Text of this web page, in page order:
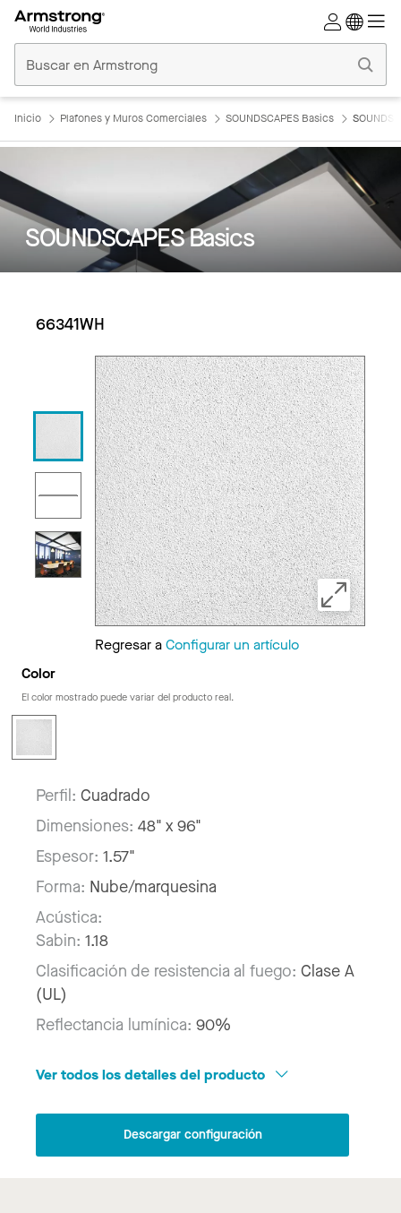
Comerciales
Inicio
Inicio Plafones y Muros Comerciales SOUNDSCAPES Basics
SOUNDSCAPES Basics
66341WH
Regresar aConfigurar un artículo
Color
El color mostrado puede variar del producto real.
Perfil: Cuadrado
Dimensiones: 48" x 96"
Espesor: 1.57"
Forma: Nube/marquesina
Acústica:
Sabin: 1.18
Clasificación de resistencia al fuego: Clase A
(UL)
Reflectancia lumínica: 90%
Ver todos los detalles del producto
Descargar configuración